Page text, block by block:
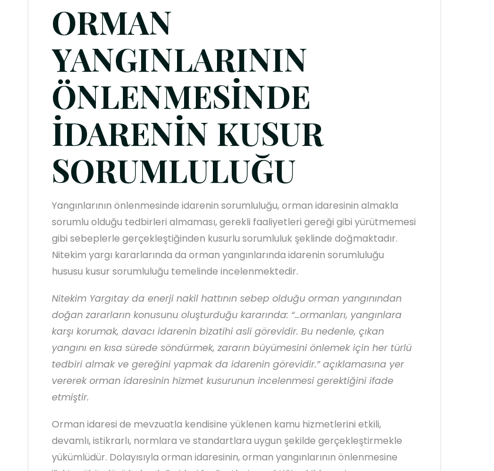
ORMAN
YANGINLARININ
ÖNLENMESİNDE
İDARENİN KUSUR
SORUMLULUĞU
Yangınlarının önlenmesinde idarenin sorumluluğu, orman idaresinin almakla
sorumlu olduğu tedbirleri almaması, gerekli faaliyetleri gereği gibi yürütmemesi
gibi sebeplerle gerçekleştiğinden kusurlu sorumluluk şeklinde doğmaktadır.
Nitekim yargı kararlarında da orman yangınlarında idarenin sorumluluğu
hususu kusur sorumluluğu temelinde incelenmektedir.
Nitekim Yargıtay da enerji nakil hattının sebep olduğu orman yangınından
doğan zararların konusunu oluşturduğu kararında: “…ormanları, yangınlara
karşı korumak, davacı idarenin bizatihi asli görevidir. Bu nedenle, çıkan
yangını en kısa sürede söndürmek, zararın büyümesini önlemek için her türlü
tedbiri almak ve gereğini yapmak da idarenin görevidir.” açıklamasına yer
vererek orman idaresinin hizmet kusurunun incelenmesi gerektiğini ifade
etmiştir.
Orman idaresi de mevzuatla kendisine yüklenen kamu hizmetlerini etkili,
devamlı, istikrarlı, normlara ve standartlara uygun şekilde gerçekleştirmekle
yükümlüdür. Dolayısıyla orman idaresinin, orman yangınlarının önlenmesine